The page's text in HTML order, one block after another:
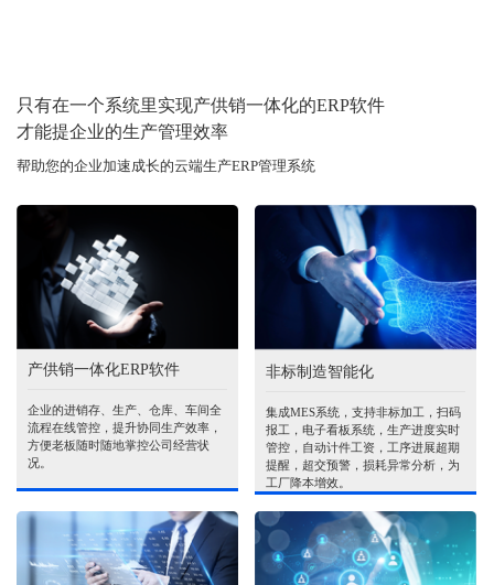
只有在一个系统里实现产供销一体化的ERP软件
才能提企业的生产管理效率
帮助您的企业加速成长的云端生产ERP管理系统
产供销一体化ERP软件
企业的进销存、生产、仓库、车间全
流程在线管控，提升协同生产效率，
方便老板随时随地掌控公司经营状
况。
非标制造智能化
集成MES系统，支持非标加工，扫码
报工，电子看板系统，生产进度实时
管控，自动计件工资，工序进展超期
提醒，超交预警，损耗异常分析，为
工厂降本增效。